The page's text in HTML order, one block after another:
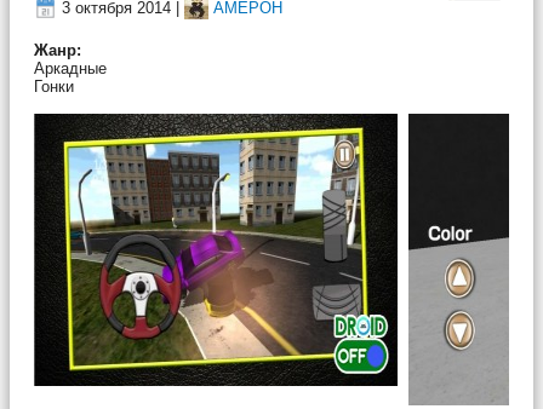
3 октября 2014 | AMEPOH
Жанр:
Аркадные
Гонки